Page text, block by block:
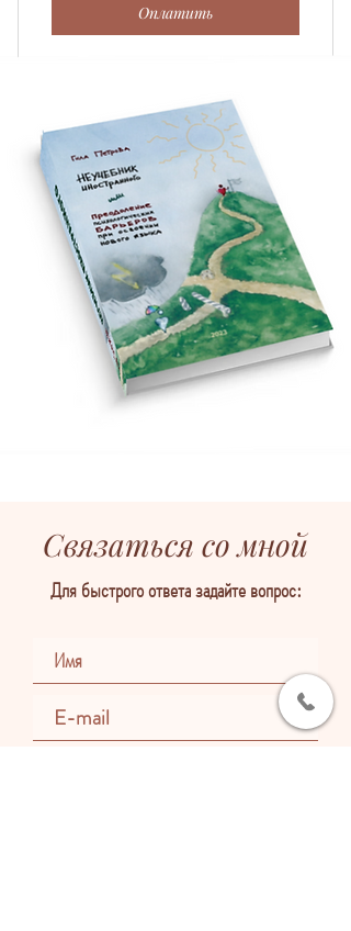
Оплатить
Связаться со мной
Для быстрого ответа задайте вопрос: